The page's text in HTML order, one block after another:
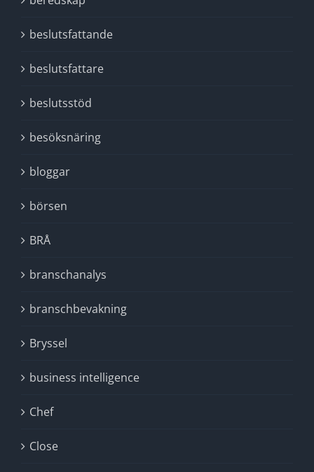
beslutsfattande
beslutsfattare
beslutsstöd
besöksnäring
bloggar
börsen
BRÅ
branschanalys
branschbevakning
Bryssel
business intelligence
Chef
Close